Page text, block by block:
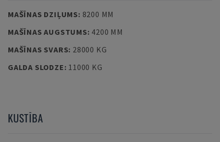
MAŠĪNAS DZIĻUMS: 8200 MM
MAŠĪNAS AUGSTUMS: 4200 MM
MAŠĪNAS SVARS: 28000 KG
GALDA SLODZE: 11000 KG
KUSTĪBA